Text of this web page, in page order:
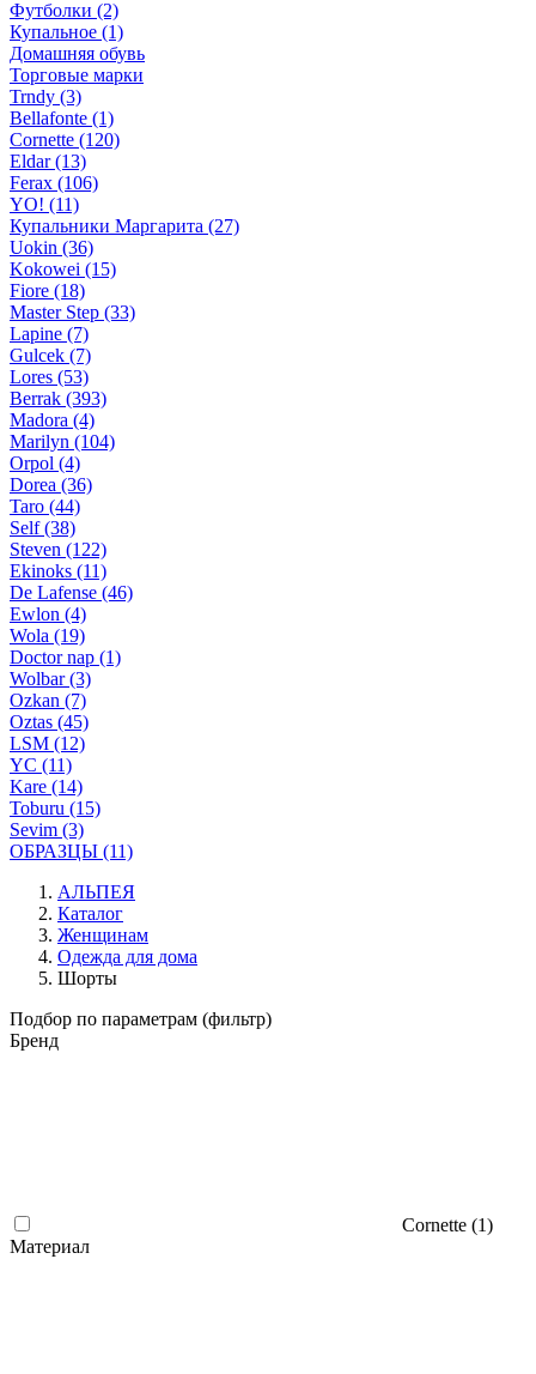
Футболки (2)
Купальное (1)
Домашняя обувь
Торговые марки
Trndy (3)
Bellafonte (1)
Cornette (120)
Eldar (13)
Ferax (106)
YO! (11)
Купальники Маргарита (27)
Uokin (36)
Kokowei (15)
Fiore (18)
Master Step (33)
Lapine (7)
Gulcek (7)
Lores (53)
Berrak (393)
Madora (4)
Marilyn (104)
Orpol (4)
Dorea (36)
Taro (44)
Self (38)
Steven (122)
Ekinoks (11)
De Lafense (46)
Ewlon (4)
Wola (19)
Doctor nap (1)
Wolbar (3)
Ozkan (7)
Oztas (45)
LSM (12)
YC (11)
Kare (14)
Toburu (15)
Sevim (3)
ОБРАЗЦЫ (11)
АЛЬПЕЯ
Каталог
Женщинам
Одежда для дома
Шорты
Подбор по параметрам (фильтр)
Бренд
Cornette (1)
Материал